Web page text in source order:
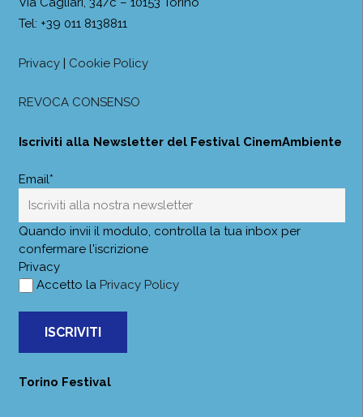
Tel: +39 011 8138811
Privacy| Cookie Policy
REVOCA CONSENSO
Iscriviti alla Newsletter del Festival CinemAmbiente
Email*
Quando invii il modulo, controlla la tua inbox per
confermare l'iscrizione
Privacy
Accetto la Privacy Policy
ISCRIVITI
Torino Festival